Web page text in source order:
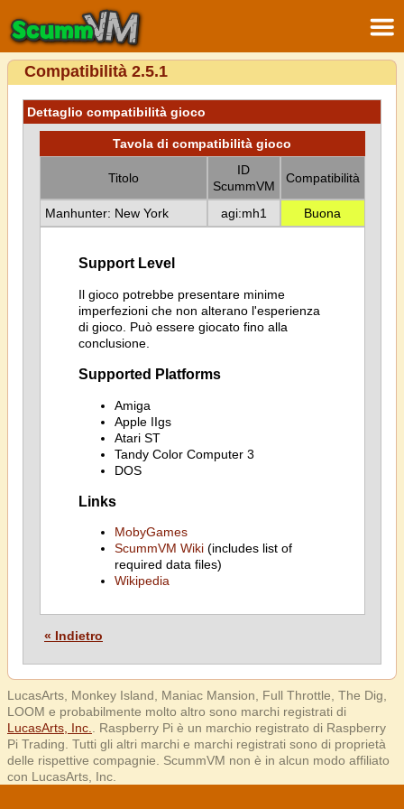
Compatibilità 2.5.1
Dettaglio compatibilità gioco
Tavola di compatibilità gioco
Titolo
ID
ScummVM
Compatibilità
Manhunter: New York agi:mh1 Buona
Support Level
Il gioco potrebbe presentare minime
imperfezioni che non alterano l'esperienza
di gioco. Può essere giocato fino alla
conclusione.
Supported Platforms
Amiga
Apple IIgs
Atari ST
Tandy Color Computer 3
DOS
Links
MobyGames
ScummVM Wiki(includes list of
required data files)
Wikipedia
« Indietro
LucasArts, Monkey Island, Maniac Mansion, Full Throttle, The Dig,
LOOM e probabilmente molto altro sono marchi registrati di
LucasArts, Inc.
. Raspberry Pi è un marchio registrato di Raspberry
Pi Trading. Tutti gli altri marchi e marchi registrati sono di proprietà
delle rispettive compagnie. ScummVM non è in alcun modo affiliato
con LucasArts, Inc.